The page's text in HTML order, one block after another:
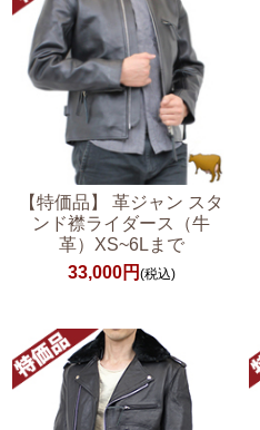
【特価品】 革ジャン スタ
ンド襟ライダース（牛
革）XS~6Lまで
33,000円 (税込)